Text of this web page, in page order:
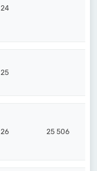
24
25
26 25 506